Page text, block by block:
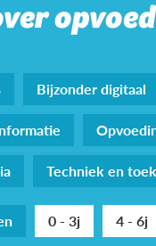
Bijzonder digitaal
Techniek en
0 - 3j 4 - 6j